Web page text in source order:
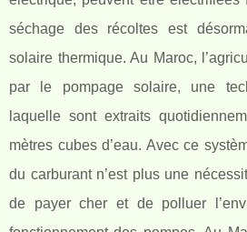
séchage des récoltes est
solaire thermique. Au Maroc,
par le pompage solaire, une
laquelle sont extraits
mètres cubes d’eau. Avec ce
du carburant n’est plus une
de payer cher et de polluer